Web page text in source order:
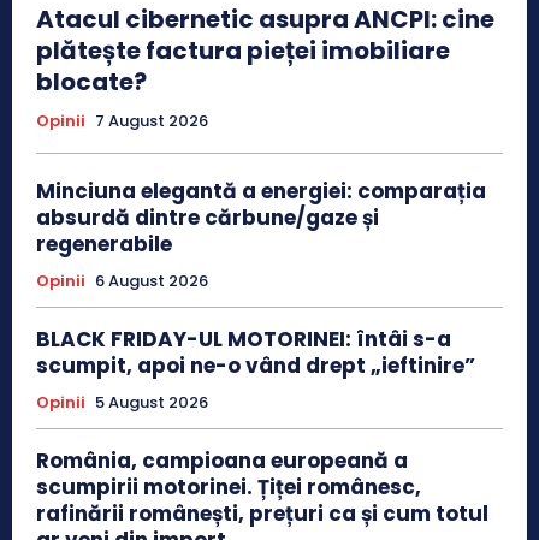
Atacul cibernetic asupra ANCPI: cine
plătește factura pieței imobiliare
blocate?
Opinii 7 August 2026
Minciuna elegantă a energiei: comparația
absurdă dintre cărbune/gaze și
regenerabile
Opinii 6 August 2026
BLACK FRIDAY-UL MOTORINEI: întâi s-a
scumpit, apoi ne-o vând drept „ieftinire”
Opinii 5 August 2026
România, campioana europeană a
scumpirii motorinei. Țiței românesc,
rafinării românești, prețuri ca și cum totul